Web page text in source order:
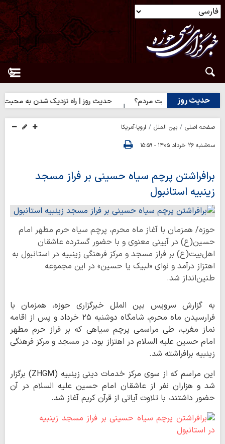
حدیث روز
خدا یا رضایت مردم؟ حدیث روز | راه نزدیک شدن به محبت
صفحه اصلی بین الملل
اروپا-آمریکا
سه‌شنبه ۲۶ خرداد ۱۴۰۵ - ۱۵:۵۹
برافراشتن پرچم سیاه حسینی بر فراز مسجد
زینبیه استانبول
حوزه/ همزمان با آغاز ماه محرم، پرچم سیاه حرم مطهر امام
حسین(ع) در آیینی معنوی و با حضور گسترده عاشقان
اهل‌بیت(ع) بر فراز مسجد و مرکز فرهنگی زینبیه در استانبول به
اهتزاز درآمد و نوای «لبیک یا حسین» در این مجموعه
طنین‌انداز شد.
به گزارش سرویس بین الملل خبرگزاری حوزه، همزمان با
فرارسیدن ماه محرم، شامگاه دوشنبه ۲۵ خرداد و پس از اقامه
نماز مغرب، طی مراسمی پرچم سیاهی که بر فراز حرم مطهر
امام حسین علیه السلام در اهتزاز بود، در مسجد و مرکز فرهنگی
زینبیه برافراشته شد.
این مراسم که از سوی مرکز خدمات دینی زینبیه (ZHGM) برگزار
شد و هزاران نفر از عاشقان امام حسین علیه السلام در آن
حضور داشتند، با تلاوت آیاتی از قرآن کریم آغاز شد.